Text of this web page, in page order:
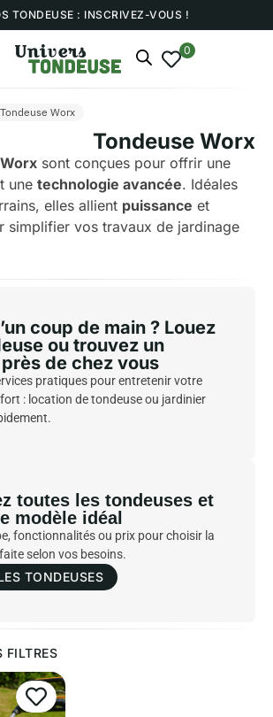
TONDEUSE : INSCRIVEZ-VOUS !
0
Tondeuse Worx
Tondeuse Worx
sont conçues pour offrir une
une technologie avancée. Idéales
elles allient puissance et
simplifier vos travaux de jardinage
coup de main ? Louez
ou trouvez un
de chez vous
pratiques pour entretenir votre
: location de tondeuse ou jardinier
toutes les tondeuses et
modèle idéal
fonctionnalités ou prix pour choisir la
selon vos besoins.
TONDEUSES
FILTRES